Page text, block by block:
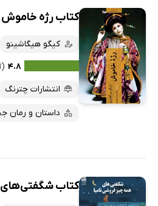
کتاب رژه خاموش
کیگو هیگاشینو
۴.۸
انتشارات چترنگ
داستان و رمان
کتاب شگفتی‌های